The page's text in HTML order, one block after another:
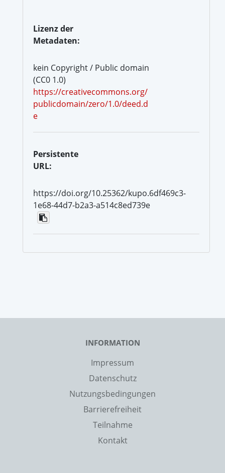
Lizenz der
Metadaten:
kein Copyright / Public domain
(CC0 1.0)
https://creativecommons.org/
publicdomain/zero/1.0/deed.d
e
Persistente
URL:
https://doi.org/10.25362/kupo.6df469c3-
1e68-44d7-b2a3-a514c8ed739e
INFORMATION
Impressum
Datenschutz
Nutzungsbedingungen
Barrierefreiheit
Teilnahme
Kontakt